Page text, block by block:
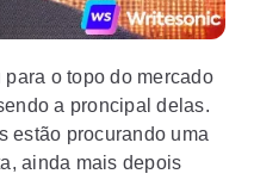
o topo do mercado
a proncipal delas.
estão procurando uma
ainda mais depois